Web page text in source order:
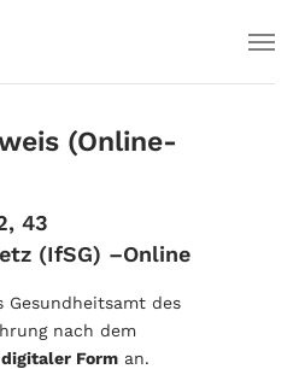
(Online-
43
(IfSG) –Online
des
nach dem
digitaler Form an.